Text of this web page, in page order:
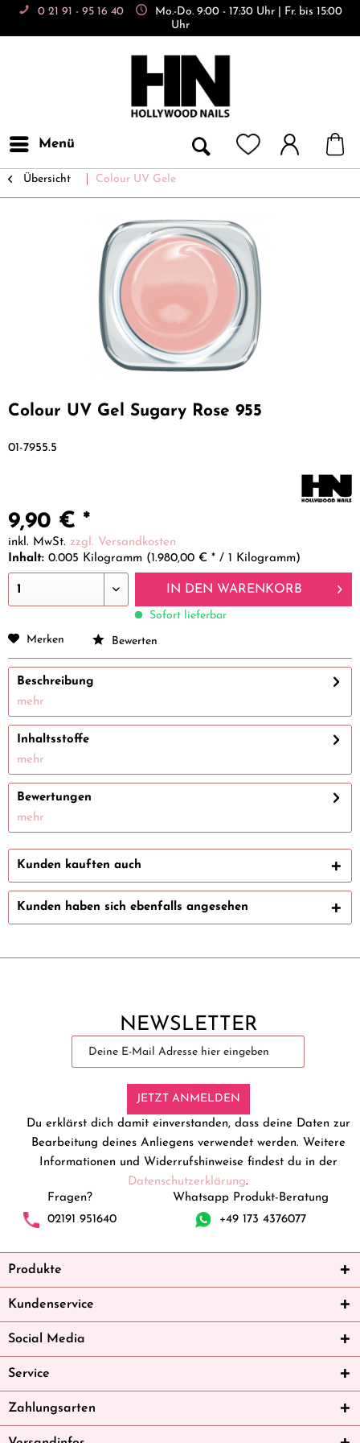
0 21 91 - 95 16 40
Mo.-Do. 9:00 - 17:30 Uhr | Fr. bis 15:00
Uhr
Menü
Übersicht Colour UV Gele
Colour UV Gel Sugary Rose 955
01-7955.5
9,90 € *
inkl. MwSt. zzgl. Versandkosten
Inhalt: 0.005 Kilogramm (1.980,00 € * / 1 Kilogramm)
IN DEN WARENKORB
Sofort lieferbar
Merken
Bewerten
Beschreibung
mehr
Inhaltsstoffe
mehr
Bewertungen
mehr
Kunden kauften auch
Kunden haben sich ebenfalls angesehen
NEWSLETTER
JETZT ANMELDEN
Du erklärst dich damit einverstanden, dass deine Daten zur
Bearbeitung deines Anliegens verwendet werden. Weitere
Informationen und Widerrufshinweise findest du in der
Datenschutzerklärung.
Fragen?
02191 951640
Whatsapp Produkt-Beratung
+49 173 4376077
Produkte
Kundenservice
Social Media
Service
Zahlungsarten